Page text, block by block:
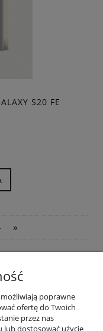
S20 FE
»
poprawne
ofertę do Twoich
przez nas
lub dostosować użycie